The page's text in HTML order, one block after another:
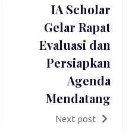
IA Scholar
Gelar Rapat
Evaluasi dan
Persiapkan
Agenda
Mendatang
Next post